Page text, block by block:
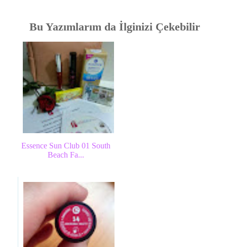
Bu Yazımlarım da İlginizi Çekebilir
Essence Sun Club 01 South
Beach Fa...